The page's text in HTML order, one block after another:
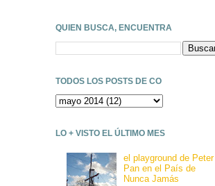
QUIEN BUSCA, ENCUENTRA
TODOS LOS POSTS DE CO
LO + VISTO EL ÚLTIMO MES
el playground de Peter
Pan en el País de
Nunca Jamás